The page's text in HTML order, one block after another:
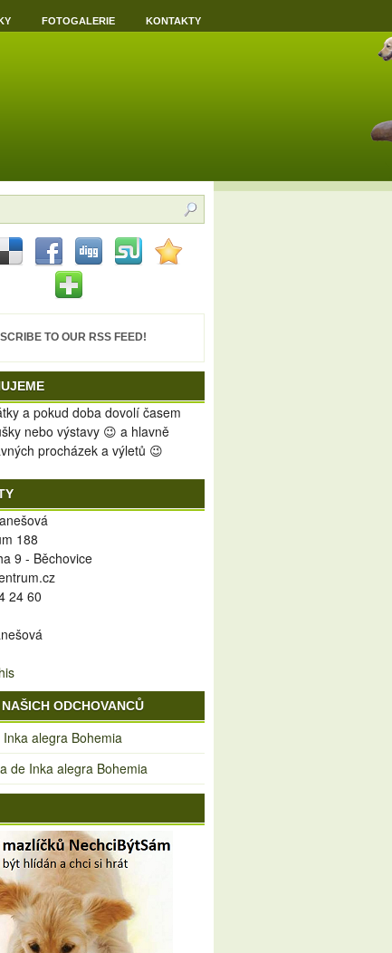
FOTOGALERIE KONTAKTY
TO OUR RSS FEED!
a pokud doba dovolí časem
nebo výstavy 😉 a hlavně
procházek a výletů 😉
188
9 - Běchovice
24 60
ODCHOVANCŮ
alegra Bohemia
de Inka alegra Bohemia